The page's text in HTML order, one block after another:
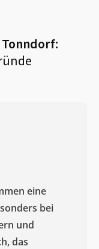
Tonndorf:
eine
bei
und
das